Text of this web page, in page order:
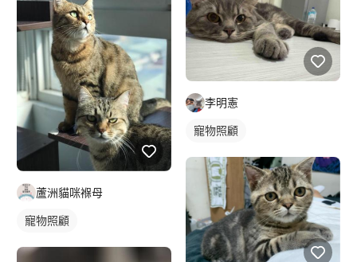
蘆洲貓咪褓母
寵物照顧
李明憲
寵物照顧